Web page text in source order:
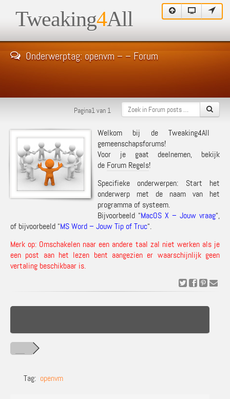
Tweaking4All
Onderwerptag: openvm – – Forum
Pagina1 van 1
Welkom bij de Tweaking4All
gemeenschapsforums!
Voor je gaat deelnemen, bekijk
de Forum Regels!
Specifieke onderwerpen: Start het
onderwerp met de naam van het
programma of systeem.
Bijvoorbeeld “MacOS X – Jouw vraag“,
of bijvoorbeeld “MS Word – Jouw Tip of Truc“.
Merk op: Omschakelen naar een andere taal zal niet werken als je
een post aan het lezen bent aangezien er waarschijnlijk geen
vertaling beschikbaar is.
Tag: openvm